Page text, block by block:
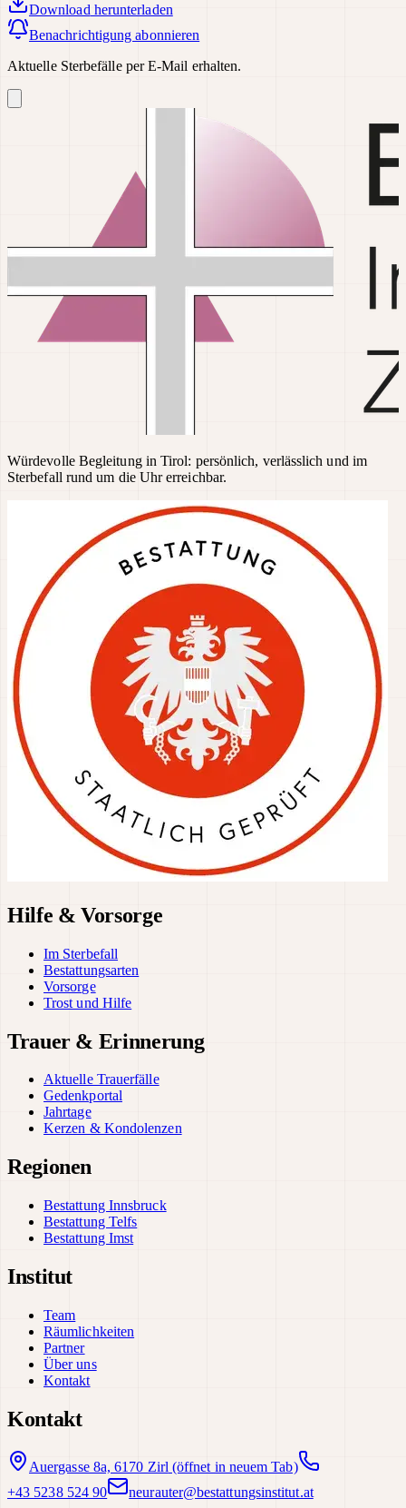
Download herunterladen
Benachrichtigung abonnieren
Aktuelle Sterbefälle per E-Mail erhalten.
Würdevolle Begleitung in Tirol: persönlich, verlässlich und im
Sterbefall rund um die Uhr erreichbar.
Hilfe & Vorsorge
Im Sterbefall
Bestattungsarten
Vorsorge
Trost und Hilfe
Trauer & Erinnerung
Aktuelle Trauerfälle
Gedenkportal
Jahrtage
Kerzen & Kondolenzen
Regionen
Bestattung Innsbruck
Bestattung Telfs
Bestattung Imst
Institut
Team
Räumlichkeiten
Partner
Über uns
Kontakt
Kontakt
Auergasse 8a, 6170 Zirl (öffnet in neuem Tab)
+43 5238 524 90
neurauter@bestattungsinstitut.at